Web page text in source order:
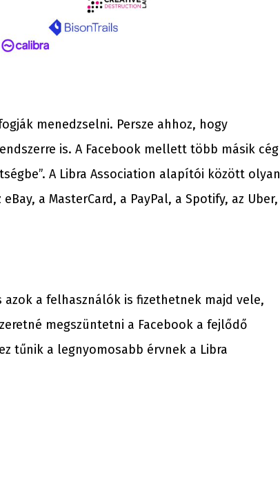
menedzselni. Persze ahhoz, hogy
is. A Facebook mellett több másik cég
A Libra Association alapítói között olyan
a MasterCard, a PayPal, a Spotify, az Uber,
a felhasználók is fizethetnek majd vele,
megszüntetni a Facebook a fejlődő
tűnik a legnyomosabb érvnek a Libra